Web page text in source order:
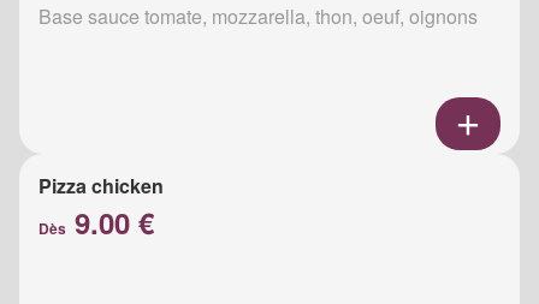
Base sauce tomate, mozzarella, thon, oeuf, oignons
Pizza chicken
Dès 9.00 €